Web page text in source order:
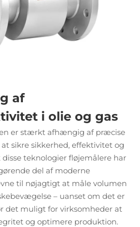
af
i olie og gas
er stærkt afhængig af præcise
sikre sikkerhed, effektivitet og
teknologier fløjemålere har
del af moderne
til nøjagtigt at måle volumen
– uanset om det er
det muligt for virksomheder at
og optimere produktion.